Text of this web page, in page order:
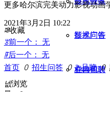
影视广告
栏目包装
技术问答
业内招聘
更多哈尔滨完美动力影视动画
2021年3月2日 10:22
ꄀ收藏
ꂃ前一个：
无
ꁹ后一个：
无
首页 ꄲ 招生问答 ꄲ 2.品牌 ꄲ
넶浏览
量：
0